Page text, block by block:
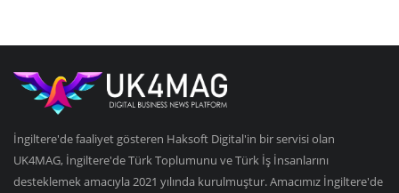
İngiltere'de faaliyet gösteren Haksoft Digital'in bir servisi olan
UK4MAG, İngiltere'de Türk Toplumunu ve Türk İş İnsanlarını
desteklemek amacıyla 2021 yılında kurulmuştur. Amacımız İngiltere'de